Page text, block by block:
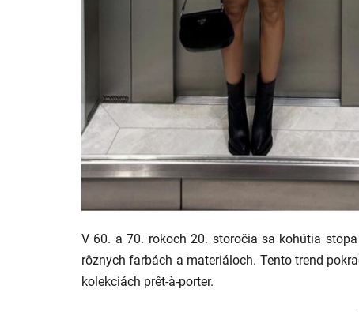
V 60. a 70. rokoch 20. storočia sa kohútia
rôznych farbách a materiáloch. Tento trend
kolekciách prêt-à-porter.